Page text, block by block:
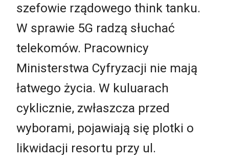
szefowie rządowego think tanku.
W sprawie 5G radzą słuchać
telekomów. Pracownicy
Ministerstwa Cyfryzacji nie mają
łatwego życia. W kuluarach
cyklicznie, zwłaszcza przed
wyborami, pojawiają się plotki o
likwidacji resortu przy ul.